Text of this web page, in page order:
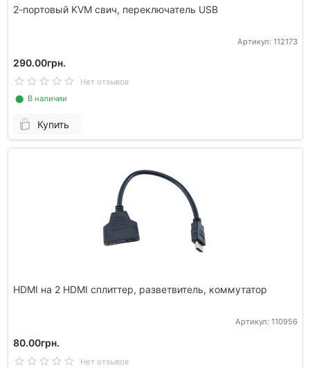
2-портовый KVM свич, переключатель USB
Артикул: 112173
290.00грн.
Нет отзывов
⬤ В наличии
Купить
HDMI на 2 HDMI сплиттер, разветвитель, коммутатор
Артикул: 110956
80.00грн.
Нет отзывов